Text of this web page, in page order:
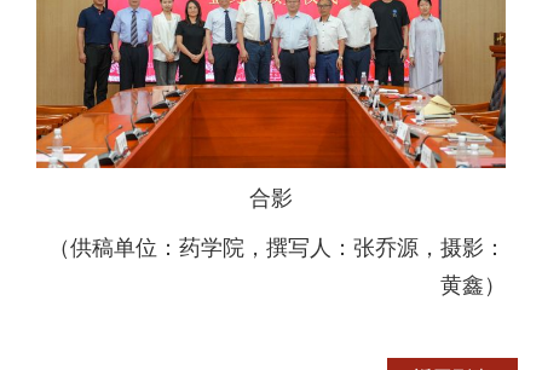
合影
（供稿单位：药学院，撰写人：张乔源，摄影：
黄鑫）